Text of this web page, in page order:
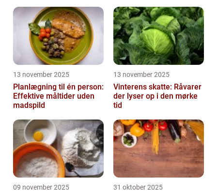
13 november 2025
Planlægning til én person:
Effektive måltider uden
madspild
13 november 2025
Vinterens skatte: Råvarer
der lyser op i den mørke
tid
09 november 2025 31 oktober 2025